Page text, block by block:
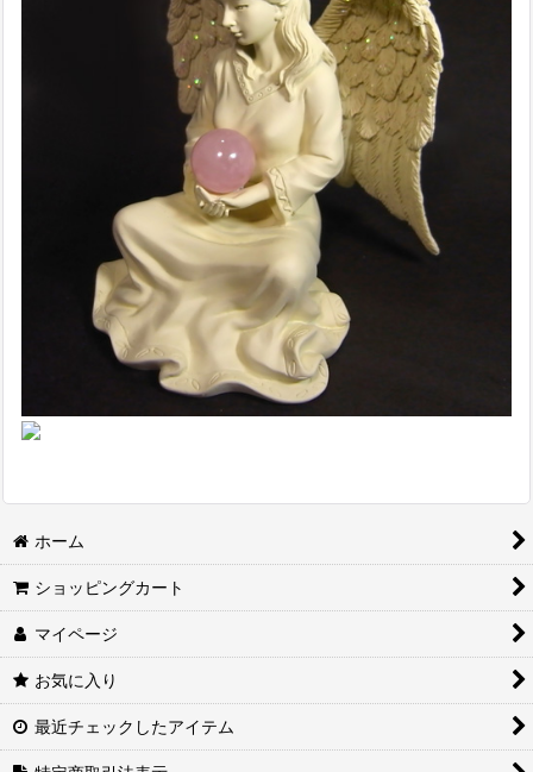
ホーム
ショッピングカート
マイページ
お気に入り
最近チェックしたアイテム